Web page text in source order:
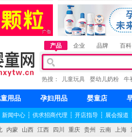
产品 企业 品牌 百科
热搜： 儿童玩具 婴幼儿奶粉 牛
用品 孕妇用品 婴童店
新闻中心 ┆ 供求招商代理 ┆ 开店指导 ┆ 展会报道
内蒙 山西 江西 四川 重庆 贵州 云南 上海